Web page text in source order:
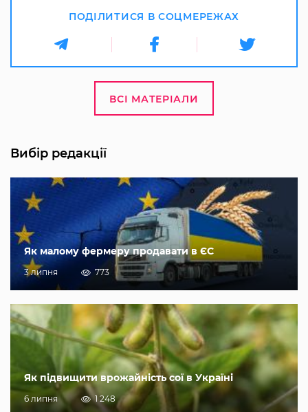
ПОДІЛИТИСЯ В СОЦМЕРЕЖАХ
ВСІ МАТЕРІАЛИ
Вибір редакції
Як малому фермеру продавати в ЄС
3 липня 773
Як підвищити врожайність сої в Україні
6 липня 1 248